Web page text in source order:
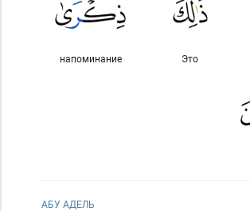
Это
напоминание
АБУ АДЕЛЬ